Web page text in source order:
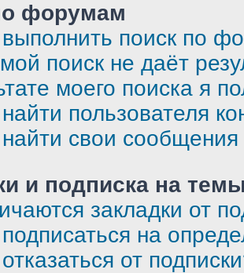
форумам
поиск по
поиск не даёт
моего поиска я
пользователя
свои
и подписка на
закладки от
на
от